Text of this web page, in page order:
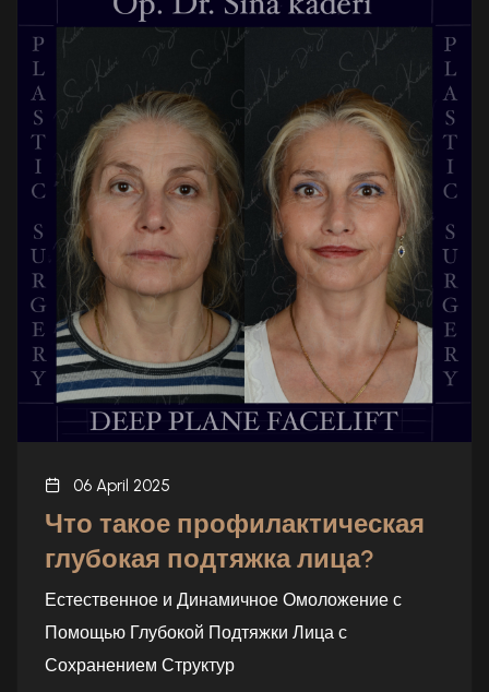
06 April 2025
Что такое профилактическая
глубокая подтяжка лица?
Естественное и Динамичное Омоложение с
Помощью Глубокой Подтяжки Лица с
Сохранением Структур